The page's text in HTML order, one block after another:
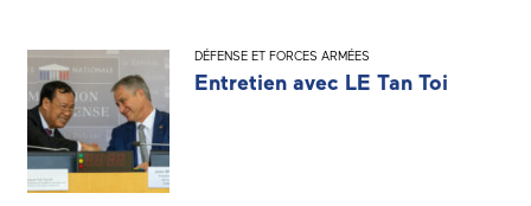
DÉFENSE ET FORCES ARMÉES
Entretien avec LE Tan Toi